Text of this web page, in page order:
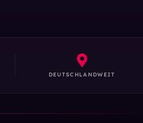
DEUTSCHLANDWEIT